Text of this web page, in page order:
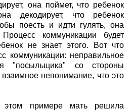
она поймет, что ребенок
декодирует, что ребенок
поесть и идти гулять, она
коммуникации будет
не знает этого. Вот что
коммуникации: неправильное
"посыльщика" со стороны
непонимание, что это
примере мать решила